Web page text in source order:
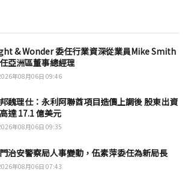
& Wonder 委任行業資深從業員Mike Smith
亞洲區董事總經理
年08月06日 09:46
魏理仕：永利阿聯酋項目造價上調後 股東出資
達 17.1 億美元
年08月06日 09:35
治安警察局人事變動，伍素萍委任為新局長
年08月06日 07:43